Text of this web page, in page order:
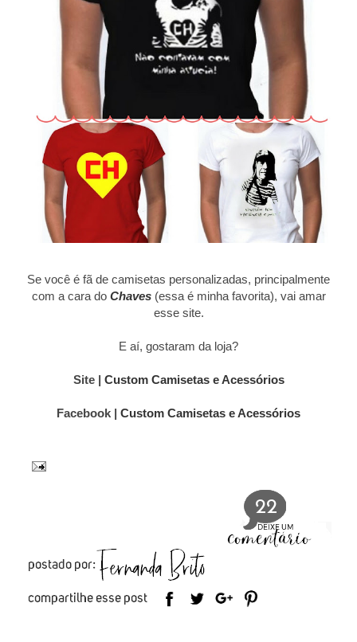
Se você é fã de camisetas personalizadas, principalmente
com a cara do Chaves (essa é minha favorita), vai amar
esse site.
E aí, gostaram da loja?
Site | Custom Camisetas e Acessórios
Facebook | Custom Camisetas e Acessórios
22